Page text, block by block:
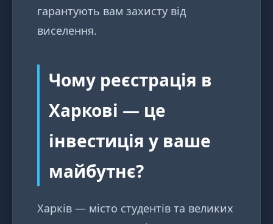
гарантують вам захисту від
виселення.
Чому реєстрація в
Харкові — це
інвестиція у ваше
майбутнє?
Харків — місто студентів та великих